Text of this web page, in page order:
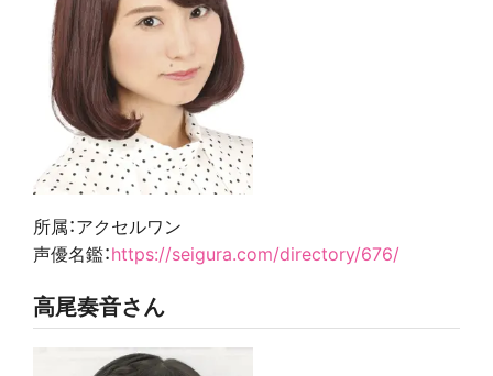
所属：アクセルワン
声優名鑑：https://seigura.com/directory/676/
高尾奏音さん